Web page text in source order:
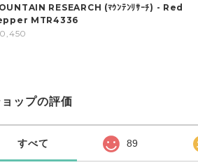
RESEARCH (ﾏｳﾝﾃﾝﾘｻｰﾁ) - Red
MTR4336
ップの評価
すべて 89